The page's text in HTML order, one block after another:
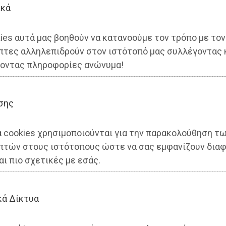
αυτά μας βοηθούν να κατανοούμε τον τρόπο με τον
αλληλεπιδρούν στον ιστότοπό μας συλλέγοντας
πληροφορίες ανώνυμα!
cookies χρησιμοποιούνται για την παρακολούθηση
στους ιστότοπους ώστε να σας εμφανίζουν
πιο σχετικές με εσάς.
Δίκτυα
48.500€: «ΕΜΕΙΣ δεν
διαχείριση